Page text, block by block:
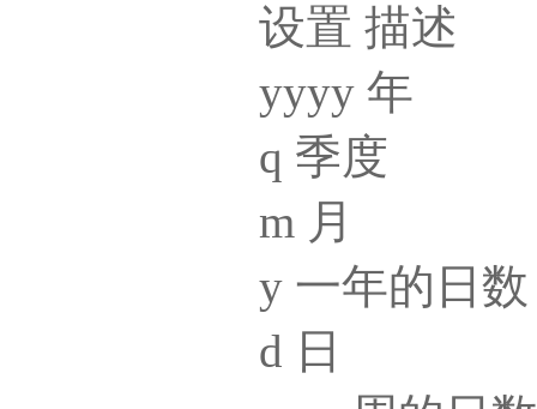
设置 描述
yyyy 年
q 季度
m 月
y 一年的日数
d 日